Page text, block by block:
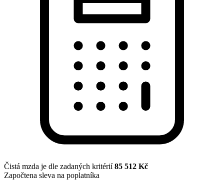
Čistá mzda je dle zadaných kritérií85 512 Kč
Započtena sleva na poplatníka